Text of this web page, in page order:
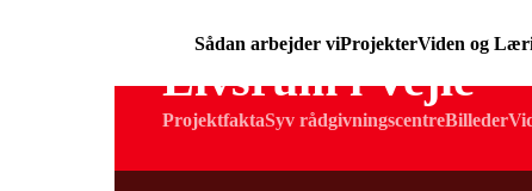
Sådan arbejder viProjekterViden og
Livsrum i Vejle
ProjektfaktaSyv rådgivningscentreBilleder